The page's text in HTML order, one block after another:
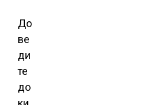
До
ве
ди
те
до